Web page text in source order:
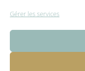
Gérer les services
Partenaires